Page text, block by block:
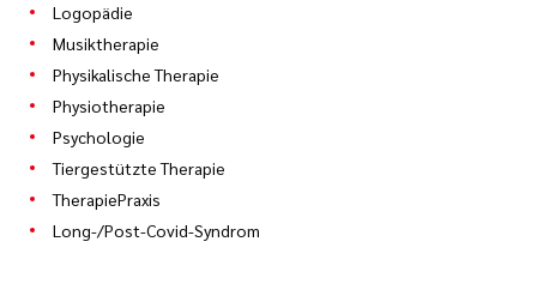
Logopädie
Musiktherapie
Physikalische Therapie
Physiotherapie
Psychologie
Tiergestützte Therapie
TherapiePraxis
Long-/Post-Covid-Syndrom